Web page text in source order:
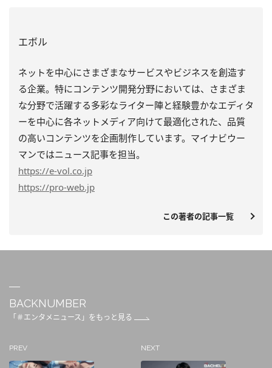
エボル
ネットを中心にさまざまなサービスやビジネスを創造す
る企業。特にコンテンツ開発分野においては、さまざま
な分野で活躍する多彩なライター陣と経験豊かなエディタ
ーを中心に各ネットメディア向けて最適化された、品質
の高いコンテンツを企画制作しています。マイナビウー
マンではニュース記事を担当。
https://e-vol.co.jp
https://pro-web.jp
この著者の記事一覧
BACKNUMBER
「＃エンタメニュース」をもっと見る
PREV NEXT